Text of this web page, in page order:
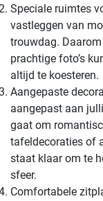
Speciale ruimtes
vastleggen van
trouwdag.
prachtige foto’s
altijd te koesteren.
Aangepaste
aangepast aan
gaat om
tafeldecoraties of
staat klaar om te
sfeer.
Comfortabele